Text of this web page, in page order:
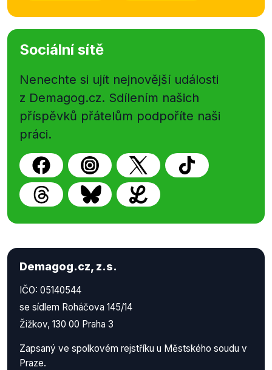
školské zařízení vždydohodnout(další dotazy,
otázka č. 14) s rodičem. Rodič může s doporučením
školského poradenského zařízení nesouhlasit a v
takovém případě může
rodič nebude se školským zařízením spolupracovat,
škola či poradenské se zařízení se
jako před novelou) na orgán sociálně-právní
ochrany dětí.
Sociální sítě
Nenechte si ujít nejnovější události
z Demagog.cz. Sdílením našich
příspěvků přátelům podpoříte naši
práci.
Demagog.cz, z.s.
IČO: 05140544
se sídlem Roháčova 145/14
Žižkov, 130 00 Praha 3
Zapsaný ve spolkovém rejstříku u Městského soudu v
Praze.